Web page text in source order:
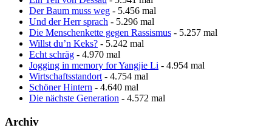
Der Baum muss weg - 5.456 mal
Und der Herr sprach - 5.296 mal
Die Menschenkette gegen Rassismus - 5.257 mal
Willst du’n Keks? - 5.242 mal
Echt schräg - 4.970 mal
Jogging in memory for Yangjie Li - 4.954 mal
Wirtschaftsstandort - 4.754 mal
Schöner Hintern - 4.640 mal
Die nächste Generation - 4.572 mal
Archiv